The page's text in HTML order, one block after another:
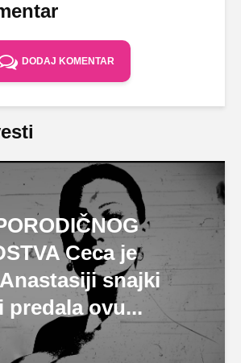
DODAJ KOMENTAR
Ceca je
snajki
predala ovu...